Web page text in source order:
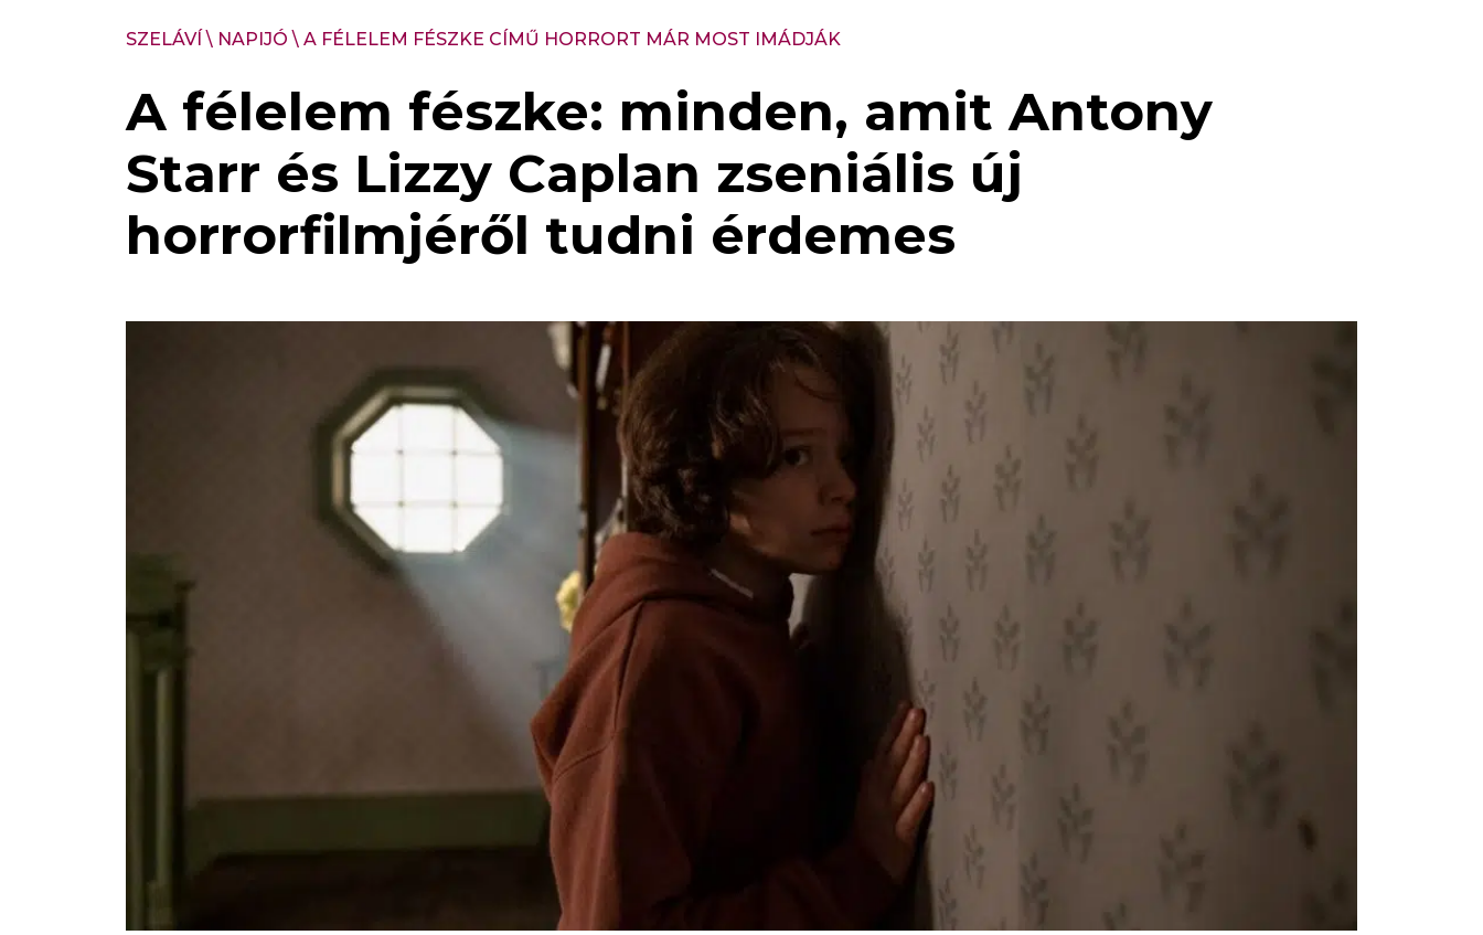
SZELÁVÍ \ NAPIJÓ \ A FÉLELEM FÉSZKE CÍMŰ HORRORT MÁR MOST IMÁDJÁK
A félelem fészke: minden, amit Antony
Starr és Lizzy Caplan zseniális új
horrorfilmjéről tudni érdemes